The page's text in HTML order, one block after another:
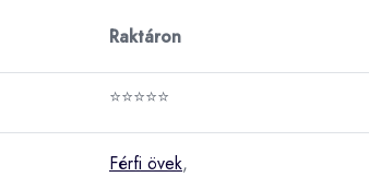
Raktáron
⭐⭐⭐⭐⭐
Férfi övek,